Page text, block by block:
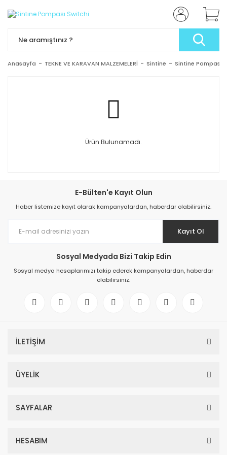
Anasayfa TEKNE VE KARAVAN MALZEMELERİ Sintine Sintine Pompası
Ürün Bulunamadı.
E-Bülten'e Kayıt Olun
Haber listemize kayıt olarak kampanyalardan, haberdar olabilirsiniz.
Kayıt Ol
Sosyal Medyada Bizi Takip Edin
Sosyal medya hesaplarımızı takip ederek kampanyalardan, haberdar
olabilirsiniz.
İLETİŞİM
ÜYELİK
SAYFALAR
HESABIM